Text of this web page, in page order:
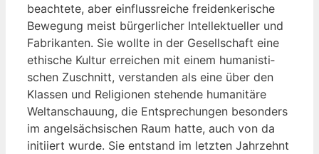
beach­te­te, aber ein­fluss­rei­che frei­den­ke­ri­sche
Bewe­gung meist bür­ger­li­cher Intel­lek­tu­el­ler und
Fabri­kan­ten. Sie woll­te in der Gesell­schaft eine
ethi­sche Kul­tur errei­chen mit einem huma­nis­ti­
schen Zuschnitt, ver­stan­den als eine über den
Klas­sen und Reli­gio­nen ste­hen­de huma­ni­tä­re
Welt­an­schau­ung, die Ent­spre­chun­gen beson­ders
im angel­säch­si­schen Raum hat­te, auch von da
initi­iert wur­de. Sie ent­stand im letz­ten Jahr­zehnt